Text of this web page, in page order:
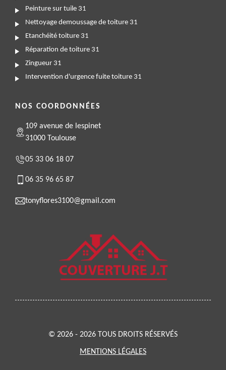
Peinture sur tuile 31
Nettoyage demoussage de toiture 31
Etanchéité toiture 31
Réparation de toiture 31
Zingueur 31
Intervention d'urgence fuite toiture 31
NOS COORDONNÉES
109 avenue de lespinet
31000 Toulouse
05 33 06 18 07
06 35 96 65 87
tonyflores3100@gmail.com
© 2026 - 2026 TOUS DROITS RÉSERVÉS
MENTIONS LÉGALES